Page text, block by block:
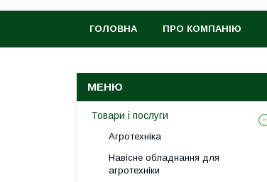
ГОЛОВНА ПРО КОМПАНІЮ
Товари і послуги
Агротехніка
Навісне обладнання для
агротехніки